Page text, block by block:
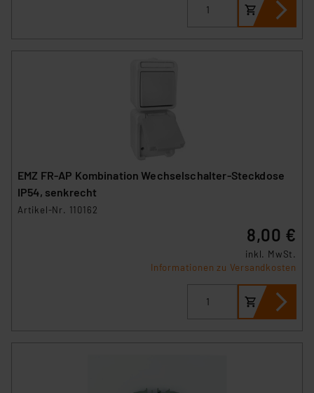
EMZ FR-AP Kombination Wechselschalter-Steckdose
IP54, senkrecht
Artikel-Nr. 110162
8,00 €
inkl. MwSt.
Informationen zu Versandkosten